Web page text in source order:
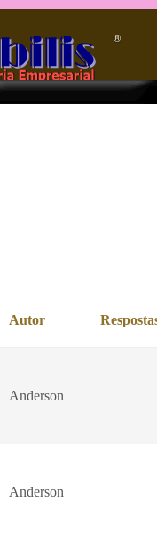
®️
Autor
Anderson
Anderson